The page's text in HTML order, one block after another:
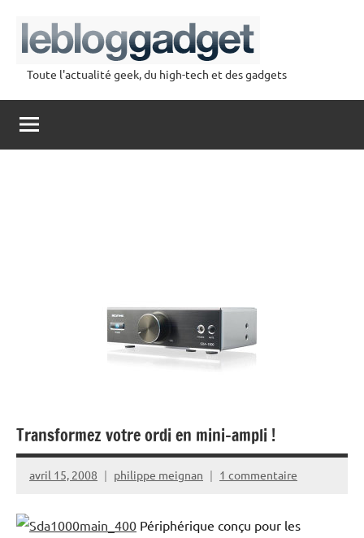
contenu
lebloggadget
Toute l'actualité geek, du high-tech et des gadgets
Transformez votre ordi en mini-ampli !
avril 15, 2008 philippe meignan 1 commentaire
Périphérique conçu pour les